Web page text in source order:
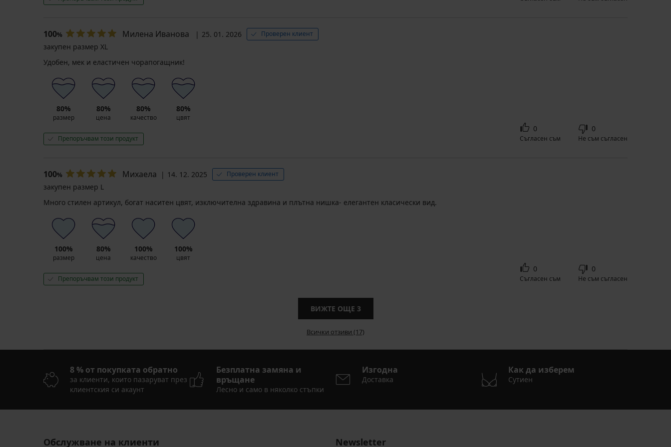
Micro
Намаление
5,63 €
лв.)
Първоначална цена
9,39
(18,37
лв.)
100% Милена Иванова 25. 01. 2026 Проверен клиент
закупен размер XL
Удобен, мек и еластичен чорапогащник!
80%
размер
80%
цена
80%
качество
80%
цвят
Препоръчвам този продукт
0
Съгласен съм
0
Не съм съгласен
100% Михаела 14. 12. 2025 Проверен клиент
закупен размер L
Много стилен артикул, богат наситен цвят, изключителна здравина и плътна нишка- елегантен класически вид.
100%
размер
80%
цена
100%
качество
100%
цвят
Препоръчвам този продукт
0
Съгласен съм
0
Не съм съгласен
ВИЖТЕ ОЩЕ 3
Всички отзиви (17)
8 % от покупката обратно
за клиенти, които пазаруват през
клиентския си акаунт
Безплатна замяна и
връщане
Лесно и само в няколко стъпки
Изгодна
Доставка
Как да изберем
Сутиен
Обслужване на клиенти Newsletter